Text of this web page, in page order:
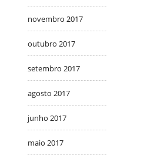
novembro 2017
outubro 2017
setembro 2017
agosto 2017
junho 2017
maio 2017